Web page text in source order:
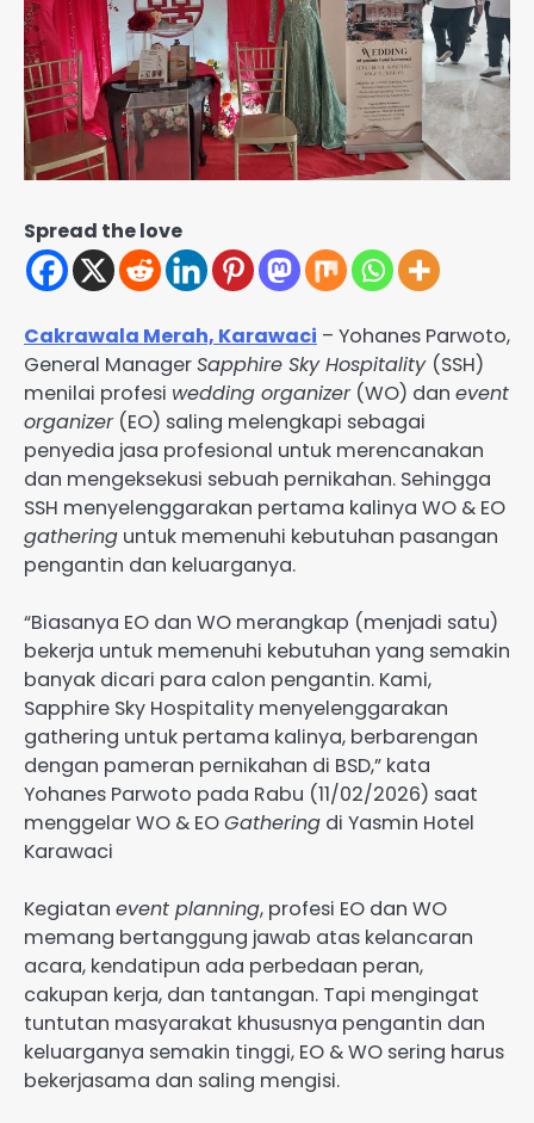
Spread the love
Cakrawala Merah, Karawaci – Yohanes Parwoto,
General ManagerSapphire Sky Hospitality (SSH)
menilai profesi wedding organizer(WO) dan event
organizer(EO) saling melengkapi sebagai
penyedia jasa profesional untuk merencanakan
dan mengeksekusi sebuah pernikahan. Sehingga
SSH menyelenggarakan pertama kalinya WO & EO
gathering untuk memenuhi kebutuhan pasangan
pengantin dan keluarganya.
“Biasanya EO dan WO merangkap (menjadi satu)
bekerja untuk memenuhi kebutuhan yang semakin
banyak dicari para calon pengantin. Kami,
Sapphire Sky Hospitality menyelenggarakan
gathering untuk pertama kalinya, berbarengan
dengan pameran pernikahan di BSD,” kata
Yohanes Parwoto pada Rabu (11/02/2026) saat
menggelar WO & EOGathering di Yasmin Hotel
Karawaci
Kegiatan event planning, profesi EO dan WO
memang bertanggung jawab atas kelancaran
acara, kendatipun ada perbedaan peran,
cakupan kerja, dan tantangan. Tapi mengingat
tuntutan masyarakat khususnya pengantin dan
keluarganya semakin tinggi, EO & WO sering harus
bekerjasama dan saling mengisi.